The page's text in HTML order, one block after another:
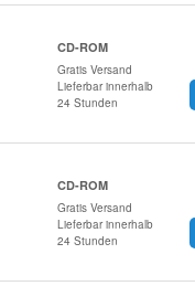
CD-ROM
Gratis Versand
Lieferbar innerhalb
24 Stunden
CD-ROM
Gratis Versand
Lieferbar innerhalb
24 Stunden